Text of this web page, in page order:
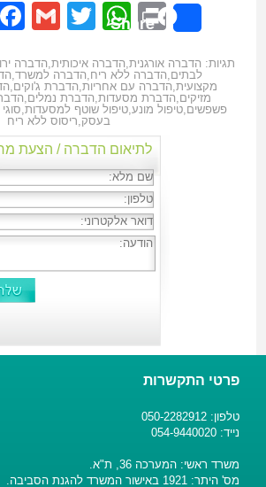
Share
Print
תגיות: הדברה אורגנית הדברה איכותית הדברה
לבתים הדברה ללא ריח הדברה למשרד,
מקצועית, הדברה עם אחריות, הדברת ג'וקים
מזיקים הדברת מסעדות, הדברת נמלים
פשפשים ,טיפול מונע ,טיפול שוטף למסעדות
בעסק ריסוס ללא ריח
לתיאום הדברה / הצעת
פרטי התקשרות
טלפון: 050-2282912
נייד: 054-9440020
משרד ראשי: המערכה 36, ת"א.
מס' היתר: 1921 באישור המשרד להגנת הסביבה.